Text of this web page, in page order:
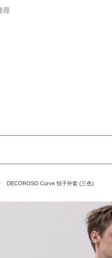
尋
DECOROSO Curve 領子外套 (三色)